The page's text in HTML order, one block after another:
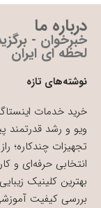
درباره ما
خبرخوان -
لحظه ای ایران
نوشته‌های تازه
خرید خدمات
ویو و رشد قدرتمند
تجهیزات چندکاره؛
انتخابی حرفه‌ای و
بهترین کلینیک
بررسی کیفیت